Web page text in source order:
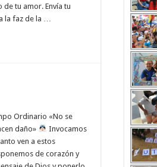
tu amor. Envía tu
la faz de la …
Ordinario «No se
daño»
Invocamos
ven a estos
de corazón y